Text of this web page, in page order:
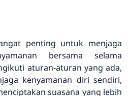
penting untuk menjaga
bersama selama
aturan-aturan yang ada,
kenyamanan diri sendiri,
suasana yang lebih